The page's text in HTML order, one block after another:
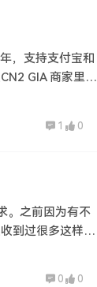
，支持支付宝和
GIA 商家里性
1 0
。之前因为有不
到过很多这样的
0 0